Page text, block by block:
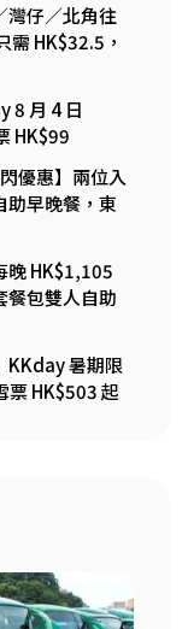
灣仔／北角往
需 HK$32.5，
8 月 4 日
HK$99
優惠】兩位入
助早晚餐，東
晚 HK$1,105
餐包雙人自助
KKday 暑期限
票 HK$503 起